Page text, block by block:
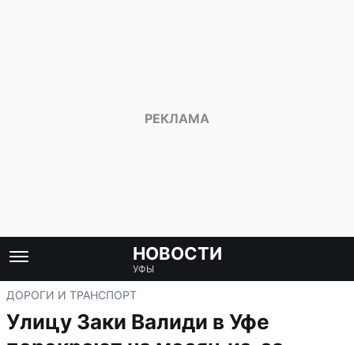
НОВОСТИ
УФЫ
ДОРОГИ И ТРАНСПОРТ
Улицу Заки Валиди в Уфе